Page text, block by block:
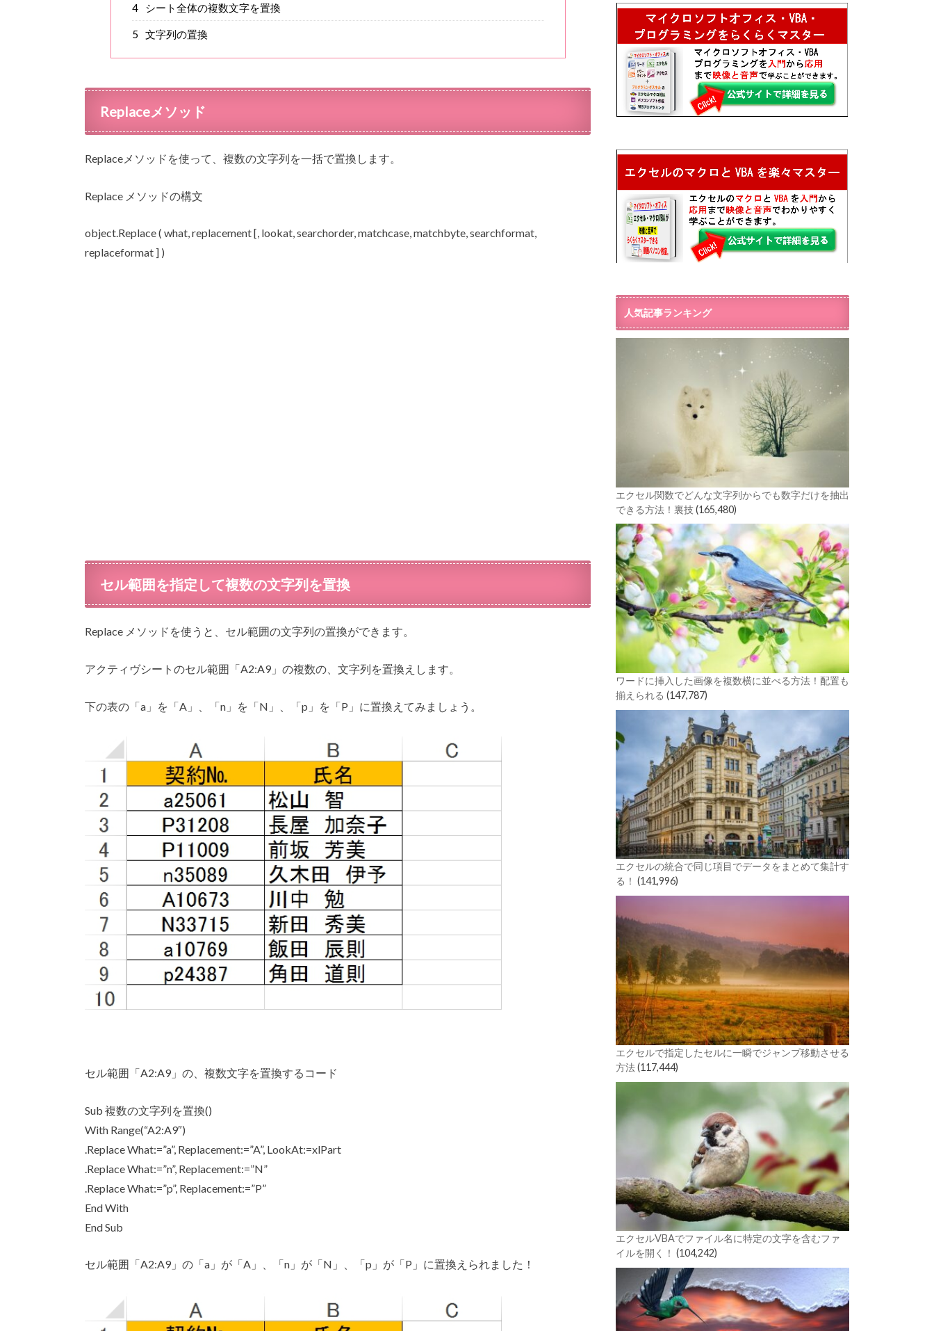
4 シート全体の複数文字を置換
5 文字列の置換
Replaceメソッド
Replaceメソッドを使って、複数の文字列を一括で置換します。
Replace メソッドの構文
object.Replace ( what, replacement [, lookat, searchorder, matchcase, matchbyte, searchformat,
replaceformat ] )
セル範囲を指定して複数の文字列を置換
Replace メソッドを使うと、セル範囲の文字列の置換ができます。
アクティヴシートのセル範囲「A2:A9」の複数の、文字列を置換えします。
下の表の「a」を「A」、「n」を「N」、「p」を「P」に置換えてみましょう。
セル範囲「A2:A9」の、複数文字を置換するコード
Sub 複数の文字列を置換()
With Range(“A2:A9″)
.Replace What:=”a”, Replacement:=”A”, LookAt:=xlPart
.Replace What:=”n”, Replacement:=”N”
.Replace What:=”p”, Replacement:=”P”
End With
End Sub
セル範囲「A2:A9」の「a」が「A」、「n」が「N」、「p」が「P」に置換えられました！
人気記事ランキング
エクセル関数でどんな文字列からでも数字だけを抽出
できる方法！裏技(165,480)
ワードに挿入した画像を複数横に並べる方法！配置も
揃えられる (147,787)
エクセルの統合で同じ項目でデータをまとめて集計す
る！ (141,996)
エクセルで指定したセルに一瞬でジャンプ移動させる
方法(117,444)
エクセルVBAでファイル名に特定の文字を含むファ
イルを開く！ (104,242)